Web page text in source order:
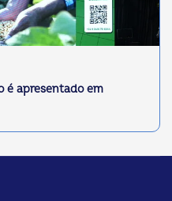
é apresentado em